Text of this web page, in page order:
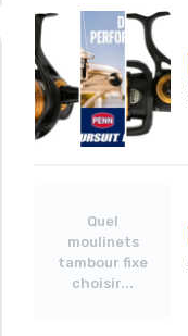
Quel
moulinets
tambour fixe
choisir...